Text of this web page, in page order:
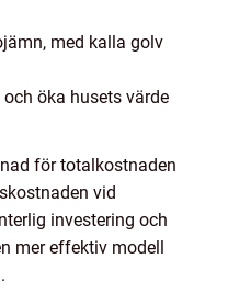
med kalla golv
öka husets värde
för totalkostnaden
vid
investering och
mer effektiv modell